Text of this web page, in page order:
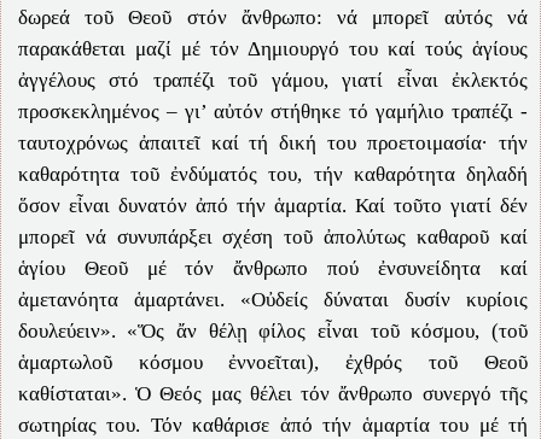
δωρεά τοῦ Θεοῦ στόν ἄνθρωπο: νά μπορεῖ αὐτός νά
παρακάθεται μαζί μέ τόν Δημιουργό του καί τούς ἁγίους
ἀγγέλους στό τραπέζι τοῦ γάμου, γιατί εἶναι ἐκλεκτός
προσκεκλημένος – γι’ αὐτόν στήθηκε τό γαμήλιο τραπέζι -
ταυτοχρόνως ἀπαιτεῖ καί τή δική του προετοιμασία· τήν
καθαρότητα τοῦ ἐνδύματός του, τήν καθαρότητα δηλαδή
ὅσον εἶναι δυνατόν ἀπό τήν ἁμαρτία. Καί τοῦτο γιατί δέν
μπορεῖ νά συνυπάρξει σχέση τοῦ ἀπολύτως καθαροῦ καί
ἁγίου Θεοῦ μέ τόν ἄνθρωπο πού ἐνσυνείδητα καί
ἀμετανόητα ἁμαρτάνει. «Οὐδείς δύναται δυσίν κυρίοις
δουλεύειν». «Ὅς ἄν θέλῃ φίλος εἶναι τοῦ κόσμου, (τοῦ
ἁμαρτωλοῦ κόσμου ἐννοεῖται), ἐχθρός τοῦ Θεοῦ
καθίσταται». Ὁ Θεός μας θέλει τόν ἄνθρωπο συνεργό τῆς
σωτηρίας του. Τόν καθάρισε ἀπό τήν ἁμαρτία του μέ τή